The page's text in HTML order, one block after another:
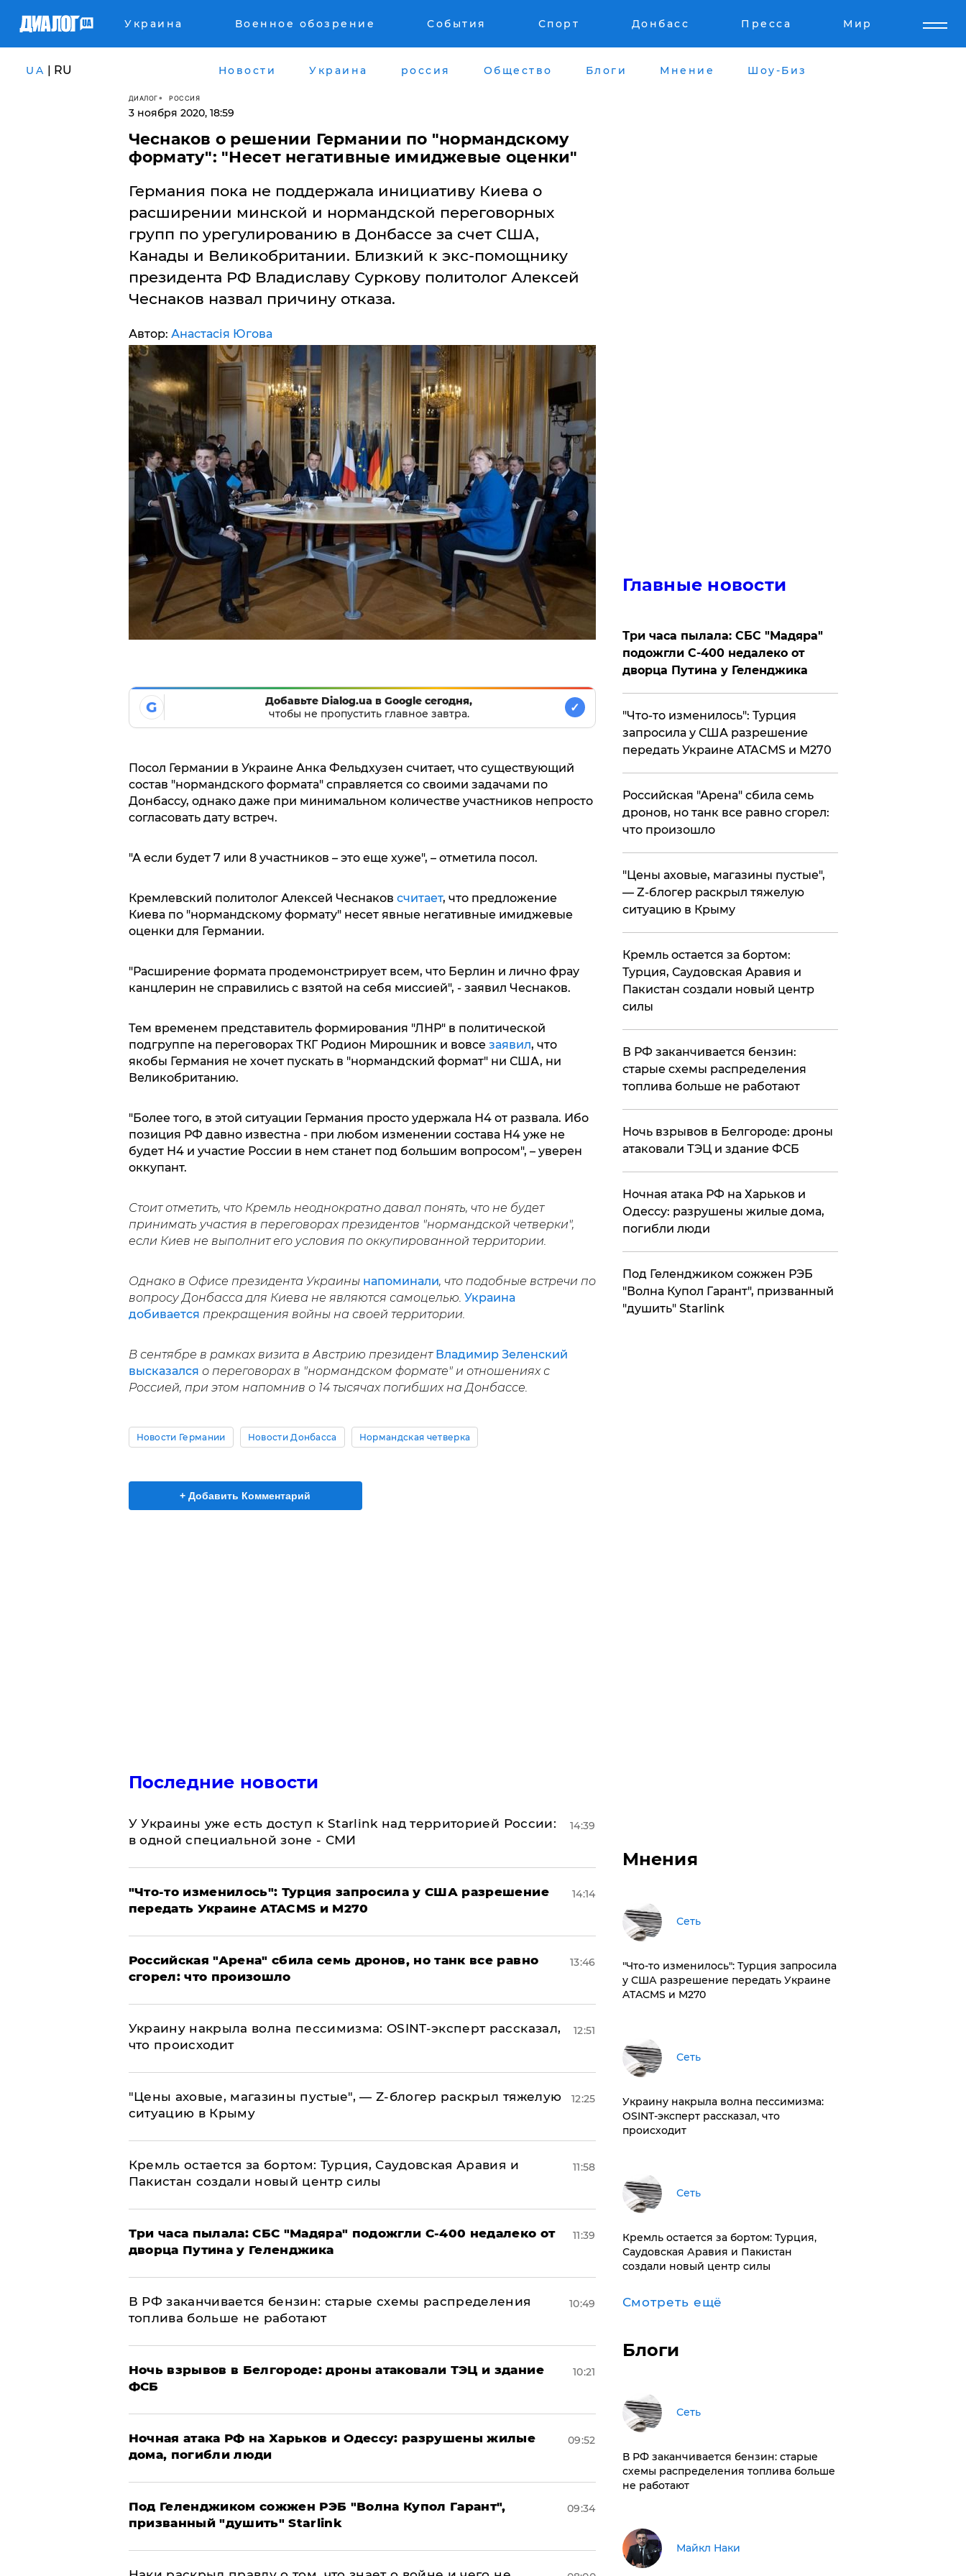
Украина Военное обозрение События Спорт Донбасс Пресса Мир
UA | RU Новости Украина россия Общество Блоги Мнение Шоу-Биз
ДИАЛОГ РОССИЯ
3 ноября 2020, 18:59
Чеснаков о решении Германии по "нормандскому
формату": "Несет негативные имиджевые оценки"
Германия пока не поддержала инициативу Киева о
расширении минской и нормандской переговорных
групп по урегулированию в Донбассе за счет США,
Канады и Великобритании. Близкий к экс-помощнику
президента РФ Владиславу Суркову политолог Алексей
Чеснаков назвал причину отказа.
Автор: Анастасія Югова
G
Добавьте Dialog.ua в Google сегодня,
чтобы не пропустить главное завтра.
✓
Посол Германии в Украине Анка Фельдхузен считает, что существующий
состав "нормандского формата" справляется со своими задачами по
Донбассу, однако даже при минимальном количестве участников непросто
согласовать дату встреч.
"А если будет 7 или 8 участников – это еще хуже", – отметила посол.
Кремлевский политолог Алексей Чеснаков считает, что предложение
Киева по "нормандскому формату" несет явные негативные имиджевые
оценки для Германии.
"Расширение формата продемонстрирует всем, что Берлин и лично фрау
канцлерин не справились с взятой на себя миссией", - заявил Чеснаков.
Тем временем представитель формирования "ЛНР" в политической
подгруппе на переговорах ТКГ Родион Мирошник и вовсе заявил, что
якобы Германия не хочет пускать в "нормандский формат" ни США, ни
Великобританию.
"Более того, в этой ситуации Германия просто удержала Н4 от развала. Ибо
позиция РФ давно известна - при любом изменении состава Н4 уже не
будет Н4 и участие России в нем станет под большим вопросом", – уверен
оккупант.
Стоит отметить, что Кремль неоднократно давал понять, что не будет
принимать участия в переговорах президентов "нормандской четверки",
если Киев не выполнит его условия по оккупированной территории.
Однако в Офисе президента Украины напоминали, что подобные встречи по
вопросу Донбасса для Киева не являются самоцелью. Украина
добивается прекращения войны на своей территории.
В сентябре в рамках визита в Австрию президент Владимир Зеленский
высказался о переговорах в "нормандском формате" и отношениях с
Россией, при этом напомнив о 14 тысячах погибших на Донбассе.
Новости Германии Новости Донбасса Нормандская четверка
+ Добавить Комментарий
Последние новости
У Украины уже есть доступ к Starlink над территорией России:
в одной специальной зоне - СМИ
14:39
​"Что-то изменилось": Турция запросила у США разрешение
передать Украине ATACMS и M270
14:14
​Российская "Арена" сбила семь дронов, но танк все равно
сгорел: что произошло
13:46
​Украину накрыла волна пессимизма: OSINT-эксперт рассказал,
что происходит
12:51
​"Цены аховые, магазины пустые", — Z-блогер раскрыл тяжелую
ситуацию в Крыму
12:25
​Кремль остается за бортом: Турция, Саудовская Аравия и
Пакистан создали новый центр силы
11:58
Три часа пылала: СБС "Мадяра" подожгли С-400 недалеко от
дворца Путина у Геленджика
11:39
​В РФ заканчивается бензин: старые схемы распределения
топлива больше не работают
10:49
​Ночь взрывов в Белгороде: дроны атаковали ТЭЦ и здание
ФСБ
10:21
​Ночная атака РФ на Харьков и Одессу: разрушены жилые
дома, погибли люди
09:52
Под Геленджиком сожжен РЭБ "Волна Купол Гарант",
призванный "душить" Starlink
09:34
Главные новости
Три часа пылала: СБС "Мадяра"
подожгли С-400 недалеко от
дворца Путина у Геленджика
​"Что-то изменилось": Турция
запросила у США разрешение
передать Украине ATACMS и M270
​Российская "Арена" сбила семь
дронов, но танк все равно сгорел:
что произошло
​"Цены аховые, магазины пустые",
— Z-блогер раскрыл тяжелую
ситуацию в Крыму
​Кремль остается за бортом:
Турция, Саудовская Аравия и
Пакистан создали новый центр
силы
​В РФ заканчивается бензин:
старые схемы распределения
топлива больше не работают
​Ночь взрывов в Белгороде: дроны
атаковали ТЭЦ и здание ФСБ
​Ночная атака РФ на Харьков и
Одессу: разрушены жилые дома,
погибли люди
Под Геленджиком сожжен РЭБ
"Волна Купол Гарант", призванный
"душить" Starlink
Мнения
Сеть
​"Что-то изменилось": Турция запросила
у США разрешение передать Украине
ATACMS и M270
Сеть
​Украину накрыла волна пессимизма:
OSINT-эксперт рассказал, что
происходит
Сеть
​Кремль остается за бортом: Турция,
Саудовская Аравия и Пакистан
создали новый центр силы
Смотреть ещё
Блоги
Сеть
​В РФ заканчивается бензин: старые
схемы распределения топлива больше
не работают
Майкл Наки